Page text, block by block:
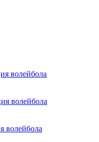
волейбола
волейбола
волейбола